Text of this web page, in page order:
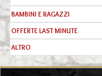
BAMBINI E RAGAZZI
OFFERTE LAST MINUTE
ALTRO